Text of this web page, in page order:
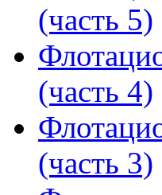
(часть 5)
(часть 4)
(часть 3)